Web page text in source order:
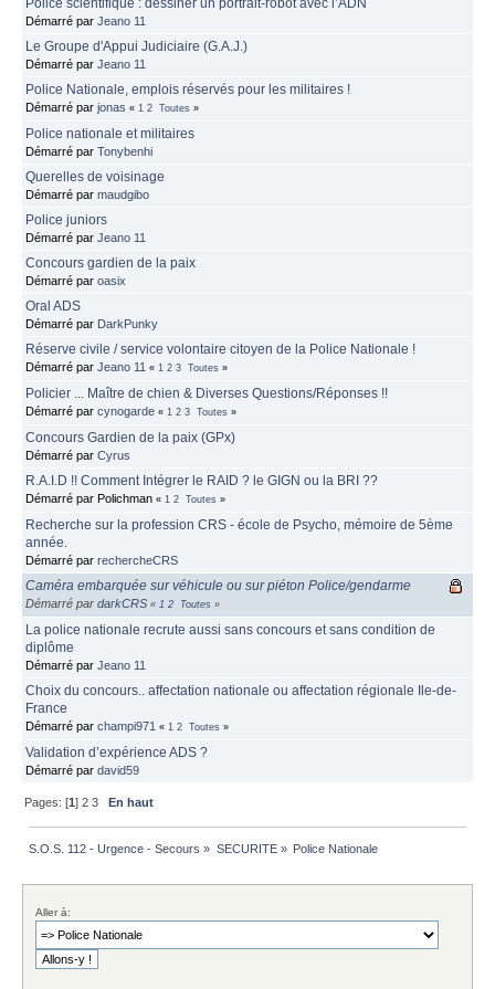
Démarré par Jeano 11
Le Groupe d'Appui Judiciaire (G.A.J.)
Démarré par Jeano 11
Police Nationale, emplois réservés pour les militaires !
Démarré par jonas « 1 2 Toutes »
Police nationale et militaires
Démarré par Tonybenhi
Querelles de voisinage
Démarré par maudgibo
Police juniors
Démarré par Jeano 11
Concours gardien de la paix
Démarré par oasix
Oral ADS
Démarré par DarkPunky
Réserve civile / service volontaire citoyen de la Police Nationale !
Démarré par Jeano 11 « 1 2 3 Toutes »
Policier ... Maître de chien & Diverses Questions/Réponses !!
Démarré par cynogarde « 1 2 3 Toutes »
Concours Gardien de la paix (GPx)
Démarré par Cyrus
R.A.I.D !! Comment Intégrer le RAID ? le GIGN ou la BRI ??
Démarré par Polichman « 1 2 Toutes »
Recherche sur la profession CRS - école de Psycho, mémoire de 5ème
année.
Démarré par rechercheCRS
Caméra embarquée sur véhicule ou sur piéton Police/gendarme
Démarré par darkCRS « 1 2 Toutes »
La police nationale recrute aussi sans concours et sans condition de
diplôme
Démarré par Jeano 11
Choix du concours.. affectation nationale ou affectation régionale Ile-de-
France
Démarré par champi971 « 1 2 Toutes »
Validation d’expérience ADS ?
Démarré par david59
Pages: [1]2 3 En haut
S.O.S. 112 - Urgence - Secours » SECURITE» Police Nationale
Aller à: